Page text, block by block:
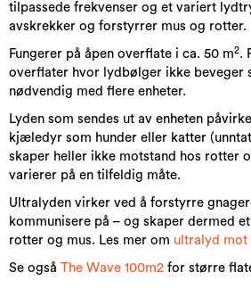
tilpassede frekvenser og et variert
avskrekker og forstyrrer mus og rotter.
Fungerer på åpen overflate i ca. 50 m2.
overflater hvor lydbølger ikke beveger
nødvendig med flere enheter.
Lyden som sendes ut av enheten
kjæledyr som hunder eller katter
skaper heller ikke motstand hos rotter
varierer på en tilfeldig måte.
Ultralyden virker ved å forstyrre
kommunisere på – og skaper dermed
rotter og mus. Les mer om ultralyd mot
Se også The Wave 100m2 for større